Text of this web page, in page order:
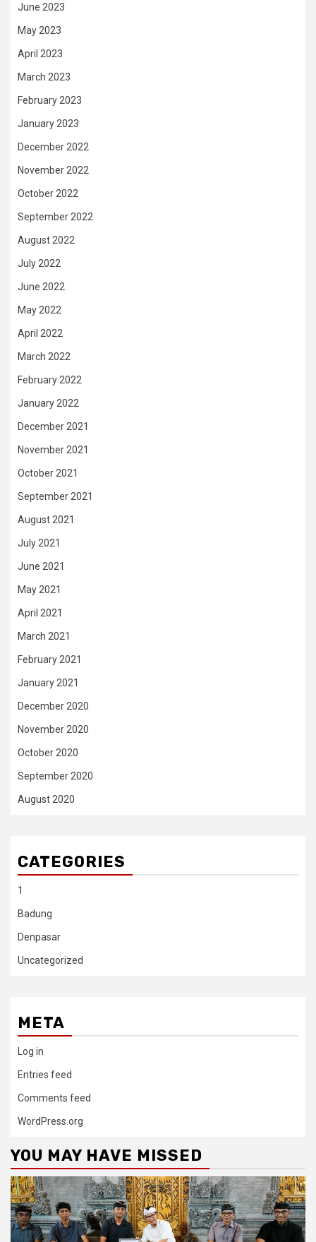
June 2023
May 2023
April 2023
March 2023
February 2023
January 2023
December 2022
November 2022
October 2022
September 2022
August 2022
July 2022
June 2022
May 2022
April 2022
March 2022
February 2022
January 2022
December 2021
November 2021
October 2021
September 2021
August 2021
July 2021
June 2021
May 2021
April 2021
March 2021
February 2021
January 2021
December 2020
November 2020
October 2020
September 2020
August 2020
CATEGORIES
1
Badung
Denpasar
Uncategorized
META
Log in
Entries feed
Comments feed
WordPress.org
YOU MAY HAVE MISSED